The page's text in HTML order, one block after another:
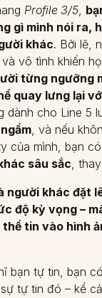
Profile 3/5,
gì mình nói ra,
khác. Bởi lẽ,
vô tình khiến
từng ngưỡng
quay lưng lại
dành cho Line 5
, và nếu
của mình, bạn
sâu sắc,
người khác đặt
độ kỳ vọng –
tin vào hình
bạn tự tin, bạn
tự tin đó – kể